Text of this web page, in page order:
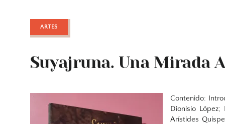
ARTES
Suyajruna. Una Mirada
Contenido:
Dionisio López;
Arístides